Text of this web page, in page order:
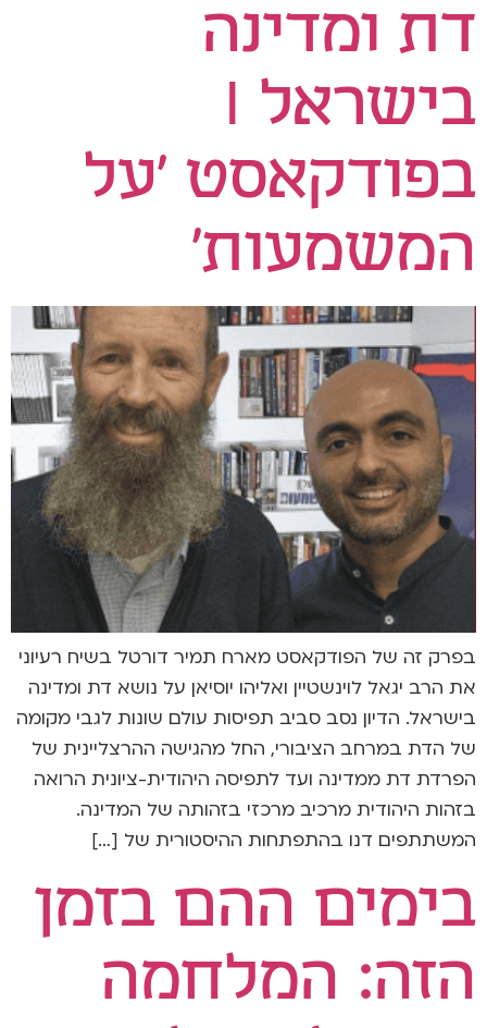
דת ומדינה
בפודקאסט 'על
המשמעות'
בפרק זה של הפודקאסט מארח תמיר דורטל בשיח רעיוני
את הרב יגאל לוינשטיין ואליהו יוסיאן על נושא דת ומדינה
בישראל. הדיון נסב סביב תפיסות עולם שונות לגבי מקומה
של הדת במרחב הציבורי, החל מהגישה ההרצליינית של
הפרדת דת ממדינה ועד לתפיסה היהודית-ציונית הרואה
בזהות היהודית מרכיב מרכזי בזהותה של המדינה.
המשתתפים דנו בהתפתחות ההיסטורית של […]
בימים ההם בזמן
הזה: המלחמה